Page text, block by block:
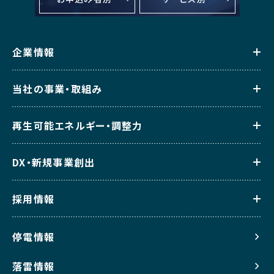
企業情報
当社の事業・取組み
再生可能エネルギー・調整力
DX・新規事業創出
採用情報
停電情報
落雷情報